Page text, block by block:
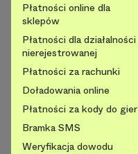
Płatności online dla
sklepów
Płatności dla działalności
nierejestrowanej
Płatności za rachunki
Doładowania online
Płatności za kody do gier
Bramka SMS
Weryfikacja dowodu